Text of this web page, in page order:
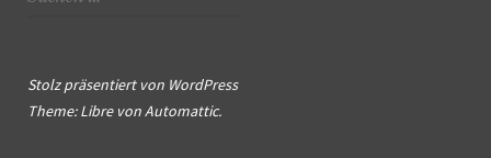
Stolz präsentiert von WordPress
Theme: Libre vonAutomattic.